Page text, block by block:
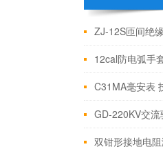
12cal防电弧手
C31MA毫安表
GD-220KV交